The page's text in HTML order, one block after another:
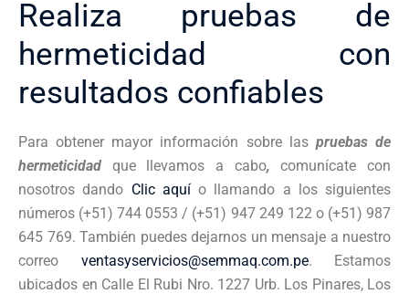
Realiza pruebas de
hermeticidad con
resultados confiables
Para obtener mayor información sobre las pruebas de
hermeticidad que llevamos a cabo, comunícate con
nosotros dando Clic aquío llamando a los siguientes
números (+51) 744 0553 / (+51) 947 249 122 o (+51) 987
645 769. También puedes dejarnos un mensaje a nuestro
correo ventasyservicios@semmaq.com.pe. Estamos
ubicados en Calle El Rubi Nro. 1227 Urb. Los Pinares, Los